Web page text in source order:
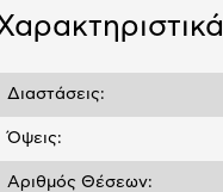
Διαστάσεις:
Όψεις:
Αριθμός Θέσεων: